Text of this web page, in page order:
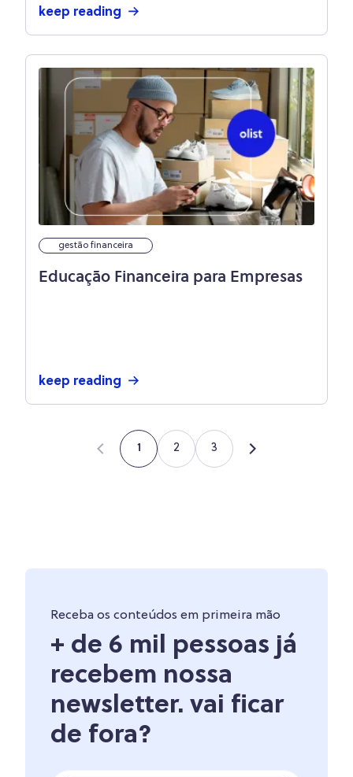
keep reading
gestão financeira
Educação Financeira para Empresas
keep reading
1 2 3
Receba os conteúdos em primeira mão
+ de 6 mil pessoas já
recebem nossa
newsletter. vai ficar
de fora?